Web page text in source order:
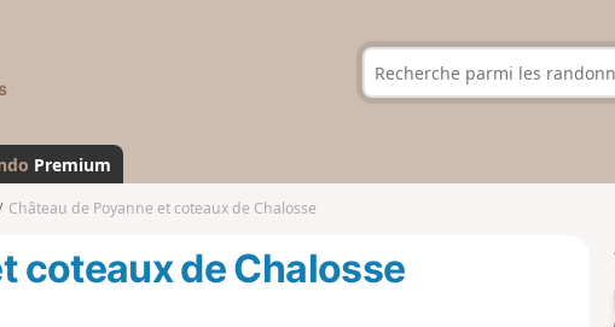
s
a
n
d
Premium
Château de Poyanne et coteaux de Chalosse
coteaux de Chalosse